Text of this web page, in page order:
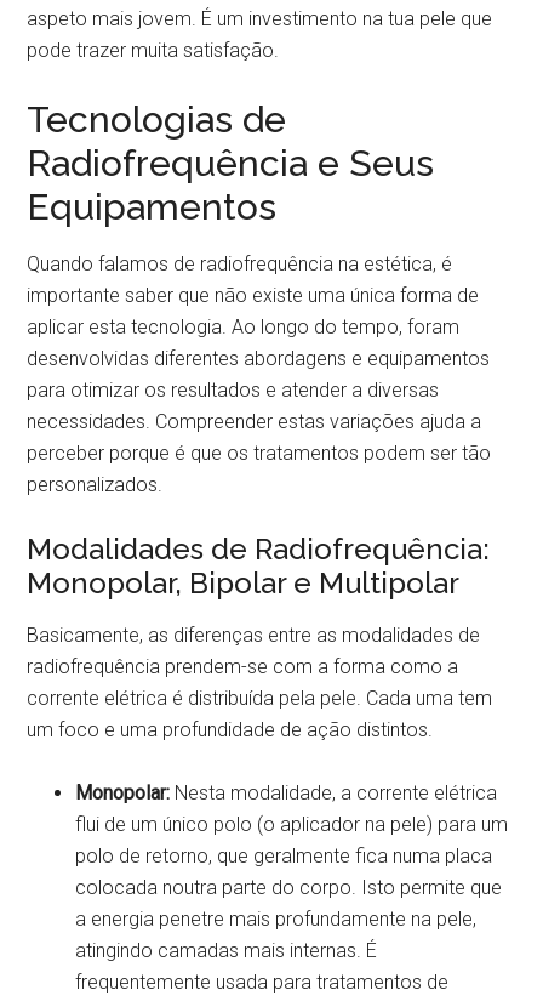
aspeto mais jovem. É um investimento na tua pele que
pode trazer muita satisfação.
Tecnologias de
Radiofrequência e Seus
Equipamentos
Quando falamos de radiofrequência na estética, é
importante saber que não existe uma única forma de
aplicar esta tecnologia. Ao longo do tempo, foram
desenvolvidas diferentes abordagens e equipamentos
para otimizar os resultados e atender a diversas
necessidades. Compreender estas variações ajuda a
perceber porque é que os tratamentos podem ser tão
personalizados.
Modalidades de Radiofrequência:
Monopolar, Bipolar e Multipolar
Basicamente, as diferenças entre as modalidades de
radiofrequência prendem-se com a forma como a
corrente elétrica é distribuída pela pele. Cada uma tem
um foco e uma profundidade de ação distintos.
Monopolar: Nesta modalidade, a corrente elétrica
flui de um único polo (o aplicador na pele) para um
polo de retorno, que geralmente fica numa placa
colocada noutra parte do corpo. Isto permite que
a energia penetre mais profundamente na pele,
atingindo camadas mais internas. É
frequentemente usada para tratamentos de